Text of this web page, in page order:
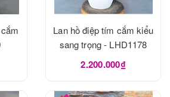
Lan hồ điệp tím cắm kiểu
sang trọng - LHD1178
2.200.000₫